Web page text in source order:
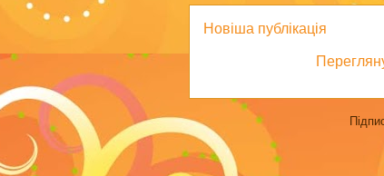
Новіша публікація